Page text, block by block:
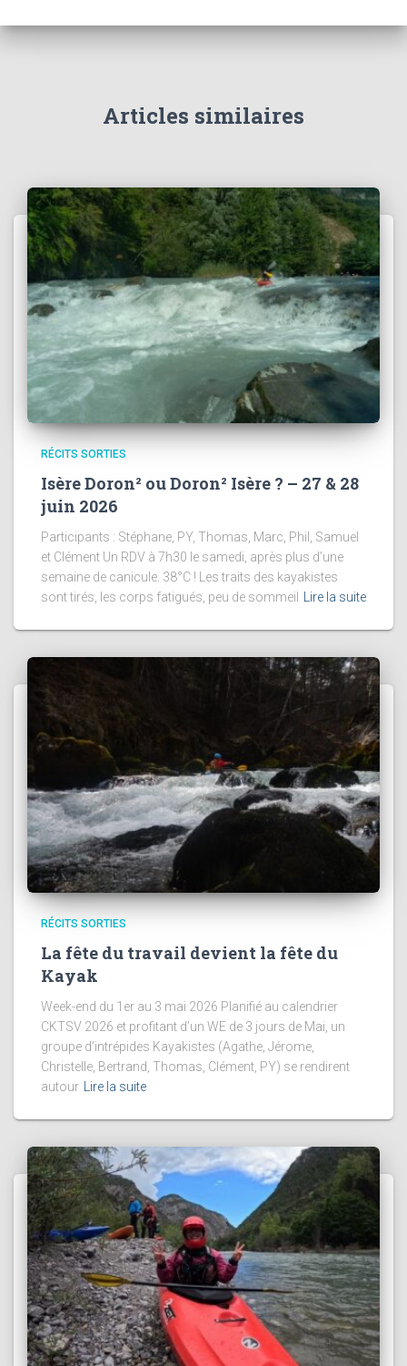
v
Articles similaires
RÉCITS SORTIES
Isère Doron² ou Doron² Isère ? – 27 & 28
juin 2026
Participants : Stéphane, PY, Thomas, Marc, Phil, Samuel
et Clément Un RDV à 7h30 le samedi, après plus d’une
semaine de canicule. 38°C ! Les traits des kayakistes
sont tirés, les corps fatigués, peu de sommeil
Lire la suite
RÉCITS SORTIES
La fête du travail devient la fête du
Kayak
Week-end du 1er au 3 mai 2026 Planifié au calendrier
CKTSV 2026 et profitant d’un WE de 3 jours de Mai, un
groupe d’intrépides Kayakistes (Agathe, Jérome,
Christelle, Bertrand, Thomas, Clément, PY) se rendirent
autour Lire la suite